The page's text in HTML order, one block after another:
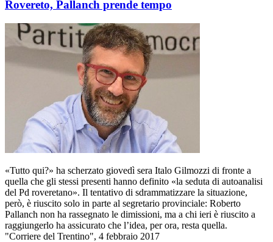
Rovereto, Pallanch prende tempo
«Tutto qui?» ha scherzato giovedì sera Italo Gilmozzi di fronte a
quella che gli stessi presenti hanno definito «la seduta di autoanalisi
del Pd roveretano». Il tentativo di sdrammatizzare la situazione,
però, è riuscito solo in parte al segretario provinciale: Roberto
Pallanch non ha rassegnato le dimissioni, ma a chi ieri è riuscito a
raggiungerlo ha assicurato che l’idea, per ora, resta quella.
"Corriere del Trentino", 4 febbraio 2017